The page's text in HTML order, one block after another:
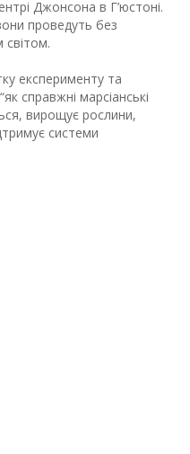
Джонсона в Г’юстоні.
проведуть без
світом.
експерименту та
справжні марсіанські
вирощує рослини,
системи